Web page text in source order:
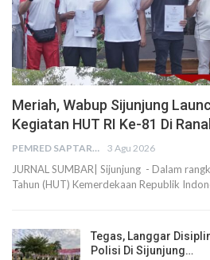
Meriah, Wabup Sijunjung
Kegiatan HUT RI Ke-81 Di
PEMRED SAPTARIUS 3 Agu 2026
JURNAL SUMBAR| Sijunjung - Dalam
Tahun (HUT) Kemerdekaan Republik
Tegas, Langgar
Polisi Di Sijunjung…